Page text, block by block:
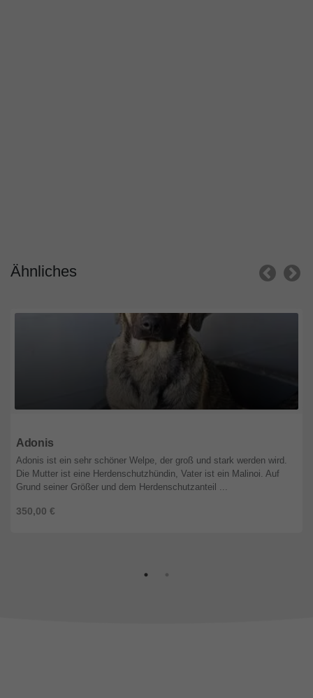
Ähnliches
Adonis
350,00 €
Adonis ist ein sehr schöner Welpe, der groß und stark werden wird.
Die Mutter ist eine Herdenschutzhündin, Vater ist ein Malinoi. Auf
Grund seiner Größer und dem Herdenschutzanteil ...